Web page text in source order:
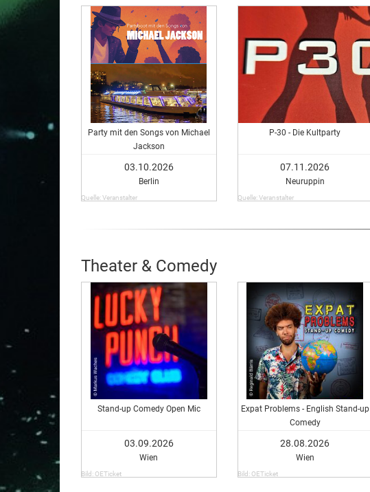
Party mit den Songs von Michael
Jackson
03.10.2026
Berlin
Quelle: Veranstalter
P-30 - Die Kultparty
07.11.2026
Neuruppin
Quelle: Veranstalter
Theater & Comedy
Stand-up Comedy Open Mic
03.09.2026
Wien
Bild: OETicket
Expat Problems - English Stand-up
Comedy
28.08.2026
Wien
Bild: OETicket